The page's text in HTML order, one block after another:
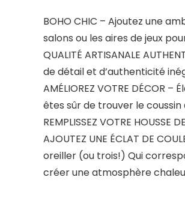
BOHO CHIC – Ajoutez une
salons ou les aires de jeux
QUALITÉ ARTISANALE
de détail et d’authenticité
AMÉLIOREZ VOTRE
êtes sûr de trouver le
REMPLISSEZ VOTRE
AJOUTEZ UNE ÉCLAT DE
oreiller (ou trois!) Qui
créer une atmosphère